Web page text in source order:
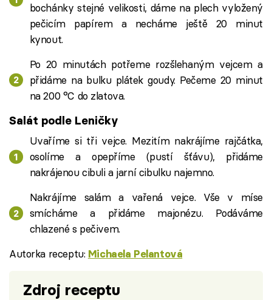
bochánky stejné velikosti, dáme na plech vyložený
pečicím papírem a necháme ještě 20 minut
kynout.
Po 20 minutách potřeme rozšlehaným vejcem a
přidáme na bulku plátek goudy. Pečeme 20 minut
na 200 °C do zlatova.
Salát podle Leničky
Uvaříme si tři vejce. Mezitím nakrájíme rajčátka,
osolíme a opepříme (pustí šťávu), přidáme
nakrájenou cibuli a jarní cibulku najemno.
Nakrájíme salám a vařená vejce. Vše v míse
smícháme a přidáme majonézu. Podáváme
chlazené s pečivem.
Autorka receptu: Michaela Pelantová
Zdroj receptu